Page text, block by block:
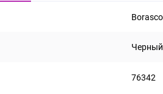
Borasco
Черный
76342